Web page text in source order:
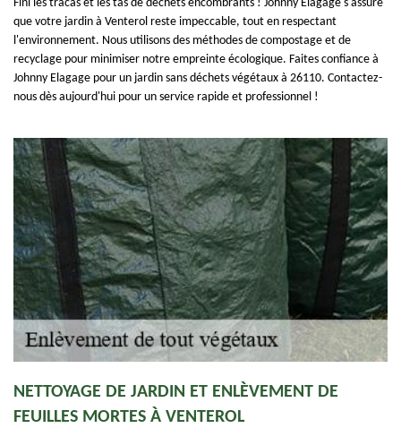
Fini les tracas et les tas de déchets encombrants ! Johnny Elagage s'assure
que votre jardin à Venterol reste impeccable, tout en respectant
l'environnement. Nous utilisons des méthodes de compostage et de
recyclage pour minimiser notre empreinte écologique. Faites confiance à
Johnny Elagage pour un jardin sans déchets végétaux à 26110. Contactez-
nous dès aujourd'hui pour un service rapide et professionnel !
NETTOYAGE DE JARDIN ET ENLÈVEMENT DE
FEUILLES MORTES À VENTEROL